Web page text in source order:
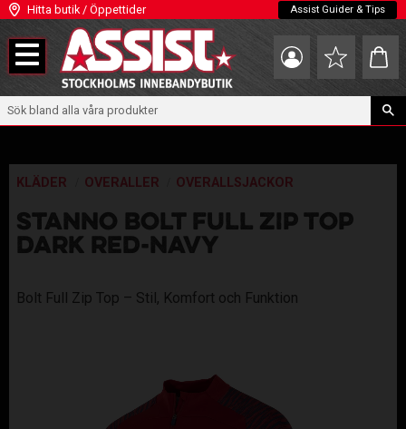
Meny
Hitta butik / Öppettider Assist Guider & Tips
Favoriter
KLÄDER OVERALLER OVERALLSJACKOR
STANNO BOLT FULL ZIP TOP
DARK RED-NAVY
Bolt Full Zip Top – Stil, Komfort och Funktion